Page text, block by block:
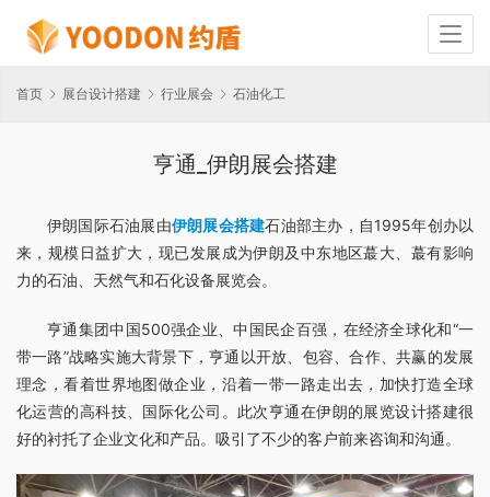
首页 展台设计搭建 行业展会 石油化工
亨通_伊朗展会搭建
伊朗国际石油展由伊朗展会搭建石油部主办，自1995年创办以
来，规模日益扩大，现已发展成为伊朗及中东地区蕞大、蕞有影响
力的石油、天然气和石化设备展览会。
亨通集团中国500强企业、中国民企百强，在经济全球化和“一
带一路”战略实施大背景下，亨通以开放、包容、合作、共赢的发展
理念，看着世界地图做企业，沿着一带一路走出去，加快打造全球
化运营的高科技、国际化公司。此次亨通在伊朗的展览设计搭建很
好的衬托了企业文化和产品。吸引了不少的客户前来咨询和沟通。